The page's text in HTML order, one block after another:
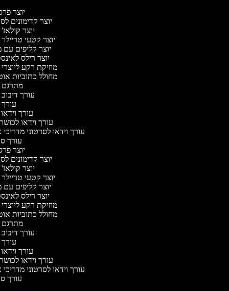
יוצר
יוצר קדימונים
יוצר
יוצר קטעי
יוצר קליפים
יוצר רילס
מוזיקת רקע
מחולל כתוביות
עורך
עורך
עורך וידאו
עורך וידאו לסרטוני
עורך
יוצר
יוצר קדימונים
יוצר
יוצר קטעי
יוצר קליפים
יוצר רילס
מוזיקת רקע
מחולל כתוביות
עורך
עורך
עורך וידאו
עורך וידאו לסרטוני
עורך